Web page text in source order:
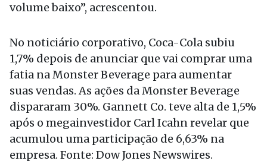
volume baixo”, acrescentou.
No noticiário corporativo, Coca-Cola subiu
1,7% depois de anunciar que vai comprar uma
fatia na Monster Beverage para aumentar
suas vendas. As ações da Monster Beverage
dispararam 30%. Gannett Co. teve alta de 1,5%
após o megainvestidor Carl Icahn revelar que
acumulou uma participação de 6,63% na
empresa. Fonte: Dow Jones Newswires.